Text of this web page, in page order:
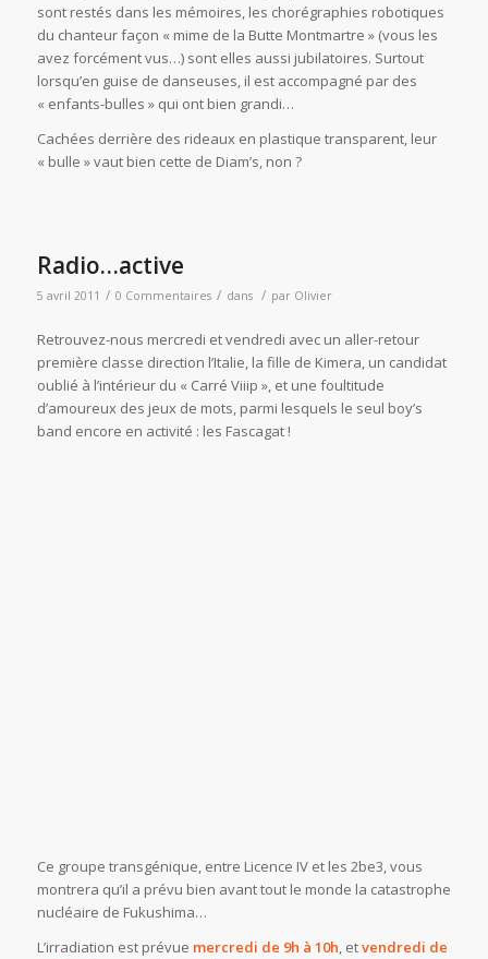
sont restés dans les mémoires, les chorégraphies robotiques
du chanteur façon « mime de la Butte Montmartre » (vous les
avez forcément vus…) sont elles aussi jubilatoires. Surtout
lorsqu’en guise de danseuses, il est accompagné par des
« enfants-bulles » qui ont bien grandi…
Cachées derrière des rideaux en plastique transparent, leur
« bulle » vaut bien cette de Diam’s, non ?
Radio…active
5 avril 2011 / 0 Commentaires / dans / par Olivier
Retrouvez-nous mercredi et vendredi avec un aller-retour
première classe direction l’Italie, la fille de Kimera, un candidat
oublié à l’intérieur du « Carré Viiip », et une foultitude
d’amoureux des jeux de mots, parmi lesquels le seul boy’s
band encore en activité : les Fascagat !
Ce groupe transgénique, entre Licence IV et les 2be3, vous
montrera qu’il a prévu bien avant tout le monde la catastrophe
nucléaire de Fukushima…
L’irradiation est prévue mercredi de 9h à 10h, etvendredi de